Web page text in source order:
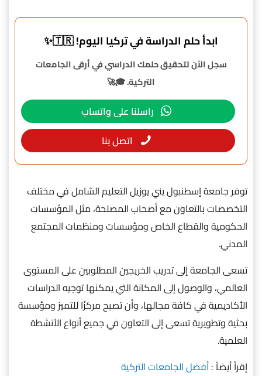
ابدأ حلم الدراسة في تركيا اليوم! 🇹🇷✨
سجل الآن لتحقيق حلمك الدراسي في أرقى الجامعات
التركية. 🎓🚀
راسلنا على واتساب
اتصل بنا
توفر جامعة إسطنبول يني يوزيل التعليم الشامل في مختلف
التخصصات بالتعاون مع أصحاب المصلحة، مثل المؤسسات
الحكومية والقطاع الخاص ومؤسسات ومنظمات المجتمع
المدني.
تسعى الجامعة إلى تدريب الخريجين المطلوبين على المستوى
العالمي، والوصول إلى المكانة التي يمكنها توجيه الدراسات
الأكاديمية في كافة مجالها، وأن تصبح مركزًا للتميز ومؤسسة
بحثية وتطويرية تسعى إلى التعاون في جميع أنواع الأنشطة
العلمية.
إقرأ أيضاً :أفضل الجامعات التركية